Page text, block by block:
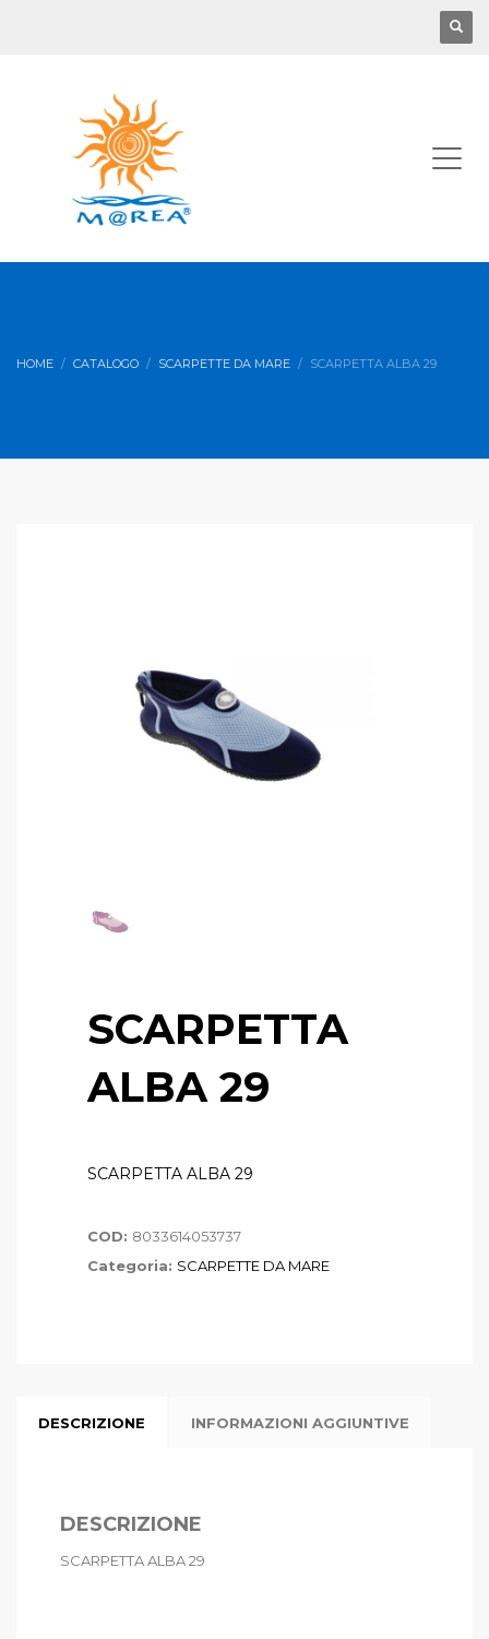
HOME CATALOGO SCARPETTE DA MARE SCARPETTA ALBA 29
SCARPETTA
ALBA 29
SCARPETTA ALBA 29
COD: 8033614053737
Categoria: SCARPETTE DA MARE
DESCRIZIONE INFORMAZIONI AGGIUNTIVE
DESCRIZIONE
SCARPETTA ALBA 29